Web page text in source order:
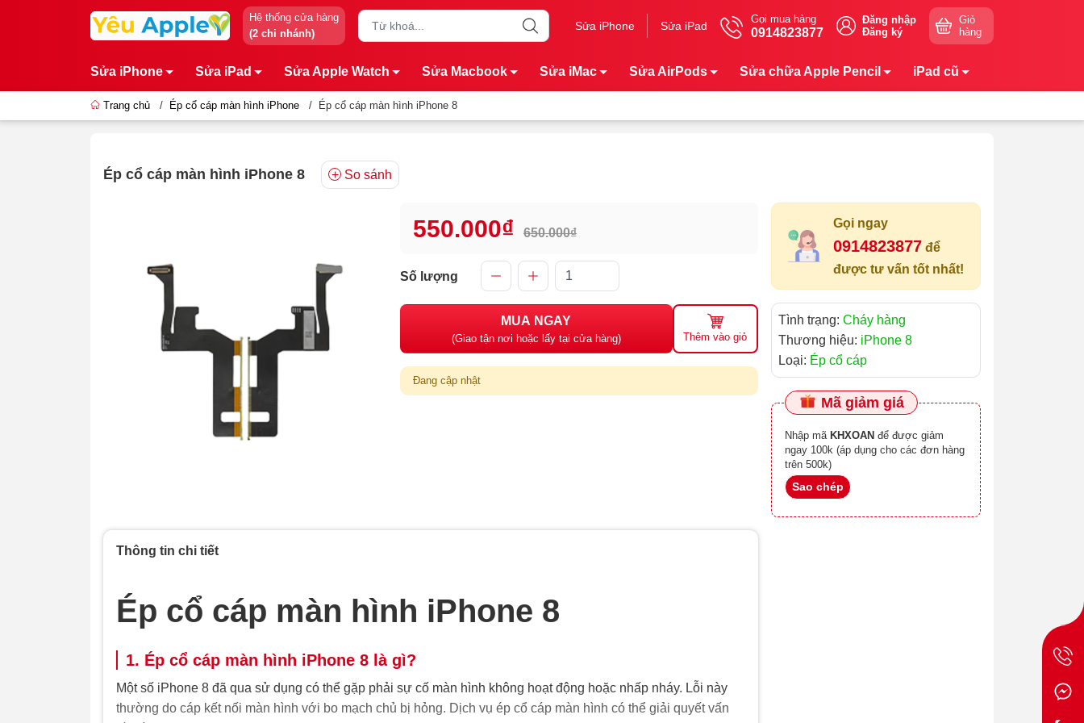
Hệ thống cửa hàng
(2 chi nhánh)
Sửa iPhone Sửa iPad
Gọi mua hàng
0914823877
Đăng nhập
Đăng ký
Giỏ
hàng
Sửa iPhone Sửa iPad Sửa Apple Watch Sửa Macbook Sửa iMac Sửa AirPods Sửa chữa Apple Pencil iPad cũ
Trang chủ / Ép cổ cáp màn hình iPhone / Ép cổ cáp màn hình iPhone 8
Ép cổ cáp màn hình iPhone 8 So sánh
550.000₫ 650.000₫
Số lượng
MUA NGAY
(Giao tận nơi hoặc lấy tại cửa hàng) Thêm vào giỏ
Đang cập nhật
Gọi ngay
0914823877 để
được tư vấn tốt nhất!
Tình trạng: Cháy hàng
Thương hiệu: iPhone 8
Loại: Ép cổ cáp
Mã giảm giá
Nhập mã KHXOAN
ngay 100k (áp dụng cho các đơn hàng
trên 500k)
Sao chép
Thông tin chi tiết
Ép cổ cáp màn hình iPhone 8
1. Ép cổ cáp màn hình iPhone 8 là gì?
Một số iPhone 8 đã qua sử dụng có thể gặp phải sự cố màn hình không hoạt động hoặc nhấp nháy. Lỗi này
thường do cáp kết nối màn hình với bo mạch chủ bị hỏng. Dịch vụ ép cổ cáp màn hình có thể giải quyết vấn